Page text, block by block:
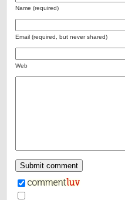
Name (required)
Email (required, but never shared)
Web